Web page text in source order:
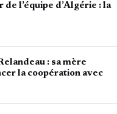
l’équipe d’Algérie : la
: sa mère
la coopération avec